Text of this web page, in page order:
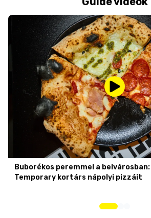
Buborékos peremmel a
Temporary kortárs nápolyi pizzáit